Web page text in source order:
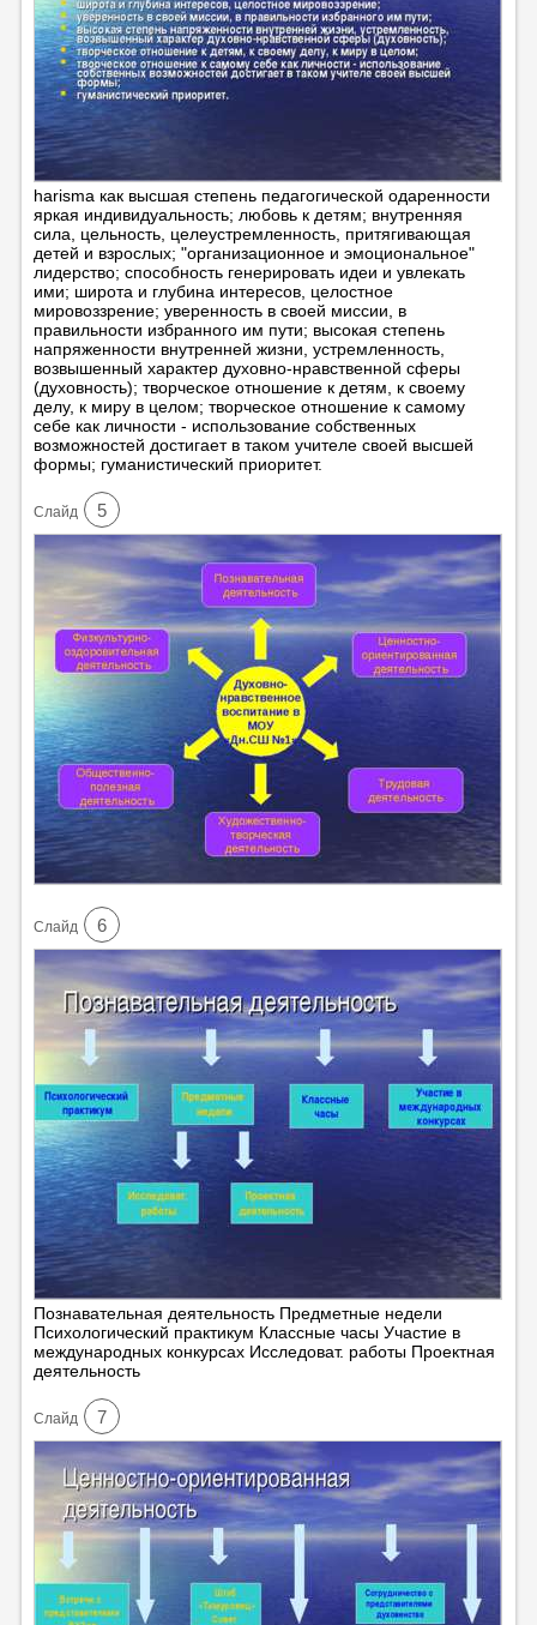
harisma как высшая степень педагогической одаренности
яркая индивидуальность; любовь к детям; внутренняя
сила, цельность, целеустремленность, притягивающая
детей и взрослых; "организационное и эмоциональное"
лидерство; способность генерировать идеи и увлекать
ими; широта и глубина интересов, целостное
мировоззрение; уверенность в своей миссии, в
правильности избранного им пути; высокая степень
напряженности внутренней жизни, устремленность,
возвышенный характер духовно-нравственной сферы
(духовность); творческое отношение к детям, к своему
делу, к миру в целом; творческое отношение к самому
себе как личности - использование собственных
возможностей достигает в таком учителе своей высшей
формы; гуманистический приоритет.
Cлайд 5
Cлайд 6
Познавательная деятельность Предметные недели
Психологический практикум Классные часы Участие в
международных конкурсах Исследоват. работы Проектная
деятельность
Cлайд 7